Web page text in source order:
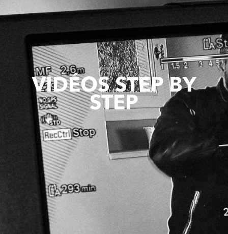
VIDÉOS STEP BY
STEP